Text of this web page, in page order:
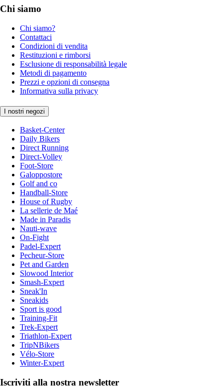
Chi siamo
Chi siamo?
Contattaci
Condizioni di vendita
Restituzioni e rimborsi
Esclusione di responsabilità legale
Metodi di pagamento
Prezzi e opzioni di consegna
Informativa sulla privacy
I nostri negozi
Basket-Center
Daily Bikers
Direct Running
Direct-Volley
Foot-Store
Galoppostore
Golf and co
Handball-Store
House of Rugby
La sellerie de Maé
Made in Paradis
Nauti-wave
On-Fight
Padel-Expert
Pecheur-Store
Pet and Garden
Slowood Interior
Smash-Expert
Sneak'In
Sneakids
Sport is good
Training-Fit
Trek-Expert
Triathlon-Expert
TripNBikers
Vélo-Store
Winter-Expert
Iscriviti alla nostra newsletter